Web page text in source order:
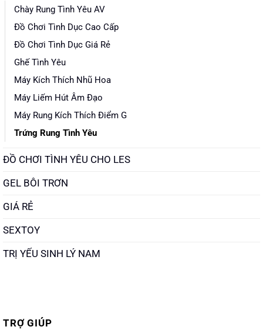
Chày Rung Tình Yêu AV
Đồ Chơi Tình Dục Cao Cấp
Đồ Chơi Tình Dục Giá Rẻ
Ghế Tình Yêu
Máy Kích Thích Nhũ Hoa
Máy Liếm Hút Âm Đạo
Máy Rung Kích Thích Điểm G
Trứng Rung Tình Yêu
ĐỒ CHƠI TÌNH YÊU CHO LES
GEL BÔI TRƠN
GIÁ RẺ
SEXTOY
TRỊ YẾU SINH LÝ NAM
TRỢ GIÚP